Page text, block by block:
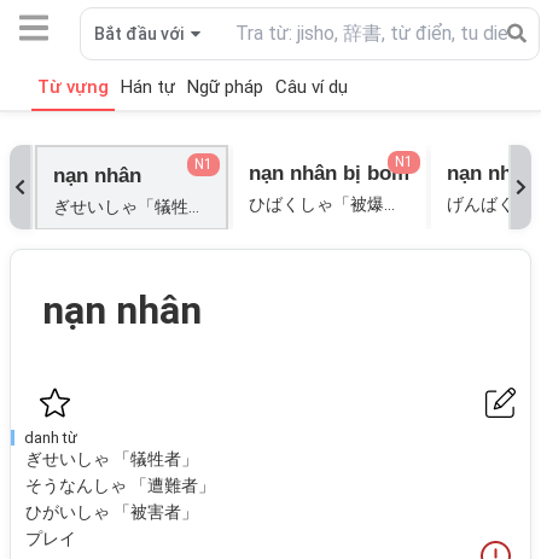
Bắt đầu với
Từ vựng Hán tự Ngữ pháp Câu ví dụ
nạn nhân N1 nạn nhân bị bom
N1
nạn nhân
danh từ
ぎせいしゃ 「犠牲者」
そうなんしゃ 「遭難者」
ひがいしゃ 「被害者」
プレイ